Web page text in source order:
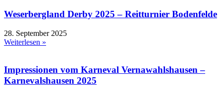
Weserbergland Derby 2025 – Reitturnier Bodenfelde
28. September 2025
Weiterlesen »
Impressionen vom Karneval Vernawahlshausen –
Karnevalshausen 2025